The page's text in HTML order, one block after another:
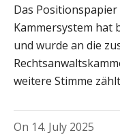
Das
Kammersystem hat
und wurde an die
weitere Stimme
On 14. July 2025